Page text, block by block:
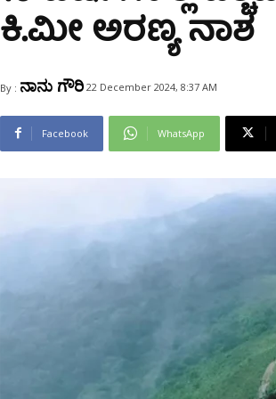
ಕಿ.ಮೀ ಅರಣ್ಯ ನಾಶ
By : ನಾನು ಗೌರಿ 22 December 2024, 8:37 AM
Facebook WhatsApp